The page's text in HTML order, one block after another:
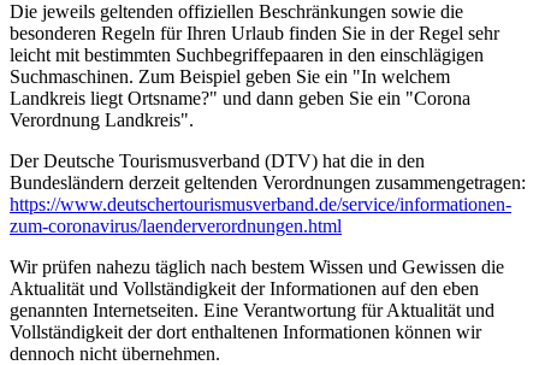
Die jeweils geltenden offiziellen Beschränkungen sowie die
besonderen Regeln für Ihren Urlaub finden Sie in der Regel sehr
leicht mit bestimmten Suchbegriffepaaren in den einschlägigen
Suchmaschinen. Zum Beispiel geben Sie ein "In welchem
Landkreis liegt Ortsname?" und dann geben Sie ein "Corona
Verordnung Landkreis".
Der Deutsche Tourismusverband (DTV) hat die in den
Bundesländern derzeit geltenden Verordnungen zusammengetragen:
https://www.deutscher­tourismusverband.de/­service/­informationen-
zum-coronavirus/­laenderverordnungen.html
Wir prüfen nahezu täglich nach bestem Wissen und Gewissen die
Aktualität und Vollständigkeit der Informationen auf den eben
genannten Internetseiten. Eine Verantwortung für Aktualität und
Vollständigkeit der dort enthaltenen Informationen können wir
dennoch nicht übernehmen.